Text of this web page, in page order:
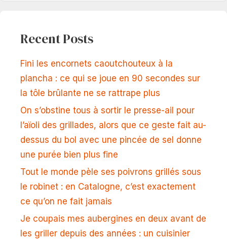
Recent Posts
Fini les encornets caoutchouteux à la
plancha : ce qui se joue en 90 secondes sur
la tôle brûlante ne se rattrape plus
On s’obstine tous à sortir le presse-ail pour
l’aïoli des grillades, alors que ce geste fait au-
dessus du bol avec une pincée de sel donne
une purée bien plus fine
Tout le monde pèle ses poivrons grillés sous
le robinet : en Catalogne, c’est exactement
ce qu’on ne fait jamais
Je coupais mes aubergines en deux avant de
les griller depuis des années : un cuisinier